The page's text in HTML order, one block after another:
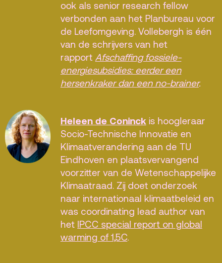
ook als senior research fellow
verbonden aan het Planbureau voor
de Leefomgeving. Vollebergh is één
van de schrijvers van het
rapport Afschaffing fossiele-
energiesubsidies: eerder een
hersenkraker dan een no-brainer.
Heleen de Coninck is hoogleraar
Socio-Technische Innovatie en
Klimaatverandering aan de TU
Eindhoven en plaatsvervangend
voorzitter van de Wetenschappelijke
Klimaatraad. Zij doet onderzoek
naar internationaal klimaatbeleid en
was coordinating lead author van
het IPCC special report on global
warming of 1,5C.